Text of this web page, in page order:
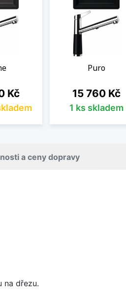
Kč
Puro
Cena
15 760 Kč
1 ks skladem
a ceny dopravy
na dřezu.